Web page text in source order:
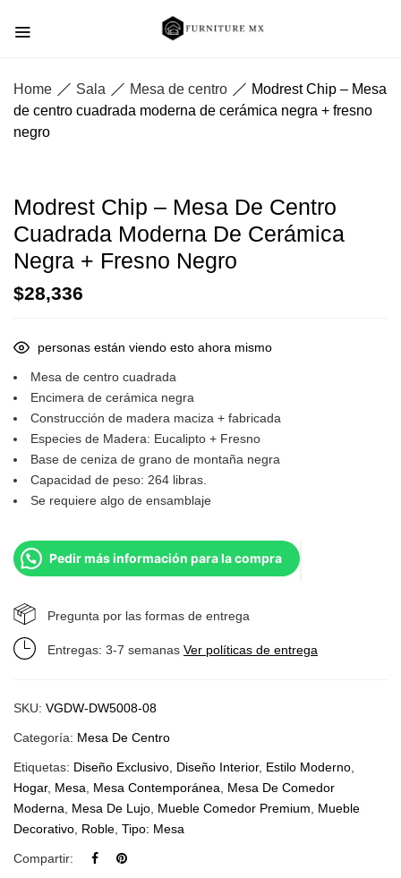
Home Sala Mesa de centro
Modrest Chip – Mesa
de centro cuadrada moderna de cerámica negra + fresno
negro
Modrest Chip – Mesa De Centro
Cuadrada Moderna De Cerámica
Negra + Fresno Negro
$28,336
personas están viendo esto ahora mismo
Mesa de centro cuadrada
Encimera de cerámica negra
Construcción de madera maciza + fabricada
Especies de Madera: Eucalipto + Fresno
Base de ceniza de grano de montaña negra
Capacidad de peso: 264 libras.
Se requiere algo de ensamblaje
Pedir más información para la compra
Pregunta por las formas de entrega
Entregas: 3-7 semanas Ver políticas de entrega
SKU: VGDW-DW5008-08
Categoría: Mesa De Centro
Etiquetas: Diseño Exclusivo Diseño Interior, Estilo Moderno
Hogar, Mesa Mesa Contemporánea
Mesa De Comedor
Moderna
Mesa De Lujo Mueble Comedor Premium
Mueble
Decorativo Roble Tipo: Mesa
Compartir: